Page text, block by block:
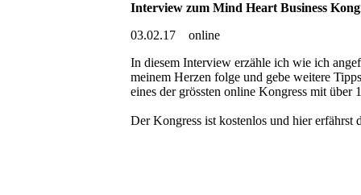
Interview zum Mind Heart Business
03.02.17 online
In diesem Interview erzähle ich wie ich
meinem Herzen folge und gebe weitere
eines der grössten online Kongress mit über
Der Kongress ist kostenlos und hier erfährst